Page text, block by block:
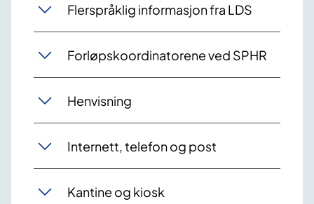
Flerspråklig informasjon fra LDS
Forløpskoordinatorene ved SPHR
Henvisning
Internett, telefon og post
Kantine og kiosk